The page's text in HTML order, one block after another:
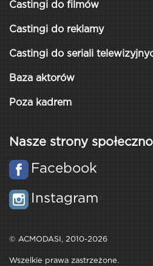
Castingi do filmów
Castingi do reklamy
Castingi do seriali
Baza aktorów
Poza kadrem
Nasze strony
Facebook
Instagram
© ACMODASI, 2010-2026
Wszelkie prawa zastrzeżone.